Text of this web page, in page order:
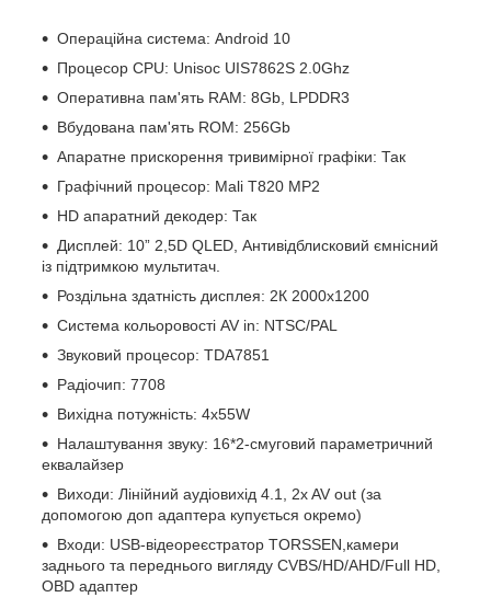
Операційна система: Android 10
Процесор CPU: Unisoc UIS7862S 2.0Ghz
Оперативна пам'ять RAM: 8Gb, LPDDR3
Вбудована пам'ять ROM: 256Gb
Апаратне прискорення тривимірної графіки: Так
Графічний процесор: Mali T820 MP2
HD апаратний декодер: Так
Дисплей: 10” 2,5D QLED, Антивідблисковий ємнісний
із підтримкою мультитач.
Роздільна здатність дисплея: 2К 2000х1200
Система кольоровості AV in: NTSC/PAL
Звуковий процесор: TDA7851
Радіочип: 7708
Вихідна потужність: 4х55W
Налаштування звуку: 16*2-смуговий параметричний
еквалайзер
Виходи: Лінійний аудіовихід 4.1, 2x AV out (за
допомогою доп адаптера купується окремо)
Входи: USB-відеореєстратор TORSSEN,камери
заднього та переднього вигляду CVBS/HD/AHD/Full HD,
OBD адаптер